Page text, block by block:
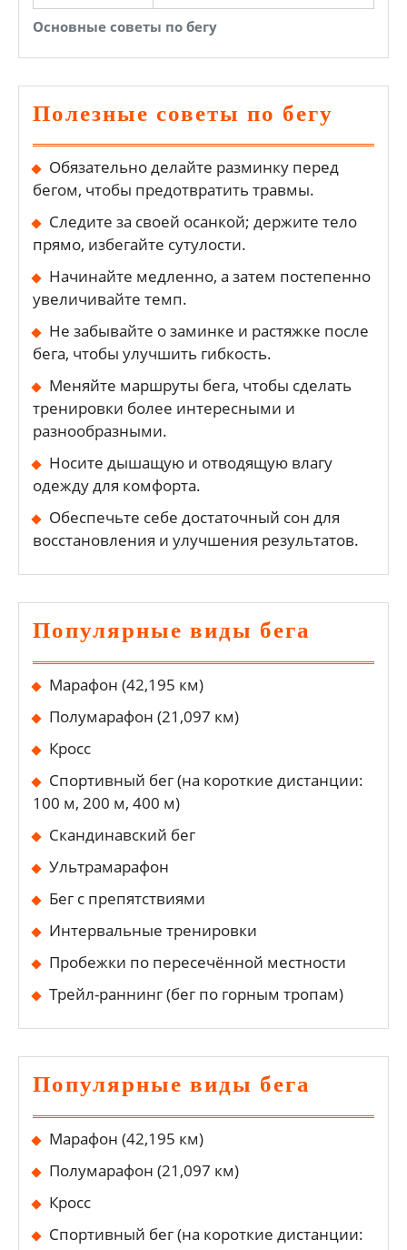
Основные советы по бегу
Полезные советы по бегу
Обязательно делайте разминку перед
бегом, чтобы предотвратить травмы.
Следите за своей осанкой; держите тело
прямо, избегайте сутулости.
Начинайте медленно, а затем постепенно
увеличивайте темп.
Не забывайте о заминке и растяжке после
бега, чтобы улучшить гибкость.
Меняйте маршруты бега, чтобы сделать
тренировки более интересными и
разнообразными.
Носите дышащую и отводящую влагу
одежду для комфорта.
Обеспечьте себе достаточный сон для
восстановления и улучшения результатов.
Популярные виды бега
Марафон (42,195 км)
Полумарафон (21,097 км)
Кросс
Спортивный бег (на короткие дистанции:
100 м, 200 м, 400 м)
Скандинавский бег
Ультрамарафон
Бег с препятствиями
Интервальные тренировки
Пробежки по пересечённой местности
Трейл-раннинг (бег по горным тропам)
Популярные виды бега
Марафон (42,195 км)
Полумарафон (21,097 км)
Кросс
Спортивный бег (на короткие дистанции: